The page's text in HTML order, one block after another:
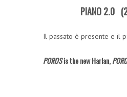
PIANO 2.0
Il passato è presente e il
POROSis the new Harlan,